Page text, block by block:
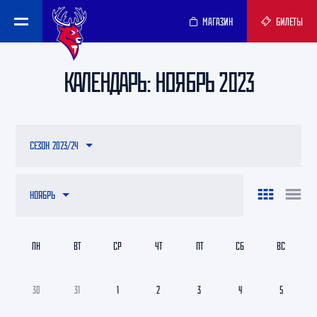
МАГАЗИН БИЛЕТЫ
КАЛЕНДАРЬ: НОЯБРЬ 2023
НОЯБРЬ
СЕЗОН 2023/24
30 31 1 2 3 4 5
ПН ВТ СР ЧТ ПТ СБ ВС